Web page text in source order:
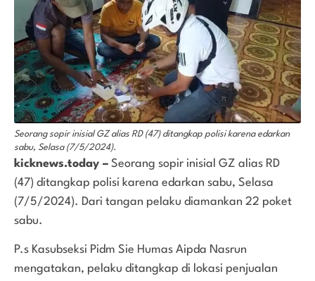
Seorang sopir inisial GZ alias RD (47) ditangkap polisi karena edarkan
sabu, Selasa (7/5/2024).
kicknews.today – Seorang sopir inisial GZ alias RD
(47) ditangkap polisi karena edarkan sabu, Selasa
(7/5/2024). Dari tangan pelaku diamankan 22 poket
sabu.
P.s Kasubseksi Pidm Sie Humas Aipda Nasrun
mengatakan, pelaku ditangkap di lokasi penjualan